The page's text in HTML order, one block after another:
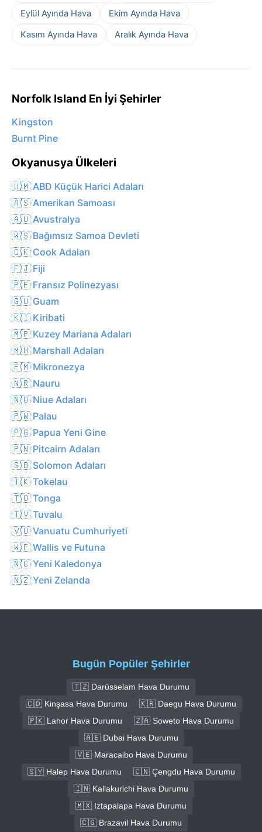
Eylül Ayında Hava
Ekim Ayında Hava
Kasım Ayında Hava
Aralık Ayında Hava
Norfolk Island En İyi Şehirler
Kingston
Burnt Pine
Okyanusya Ülkeleri
🇺🇲 ABD Küçük Harici Adaları
🇦🇸 Amerikan Samoası
🇦🇺 Avustralya
🇼🇸 Bağımsız Samoa Devleti
🇨🇰 Cook Adaları
🇫🇯 Fiji
🇵🇫 Fransız Polinezyası
🇬🇺 Guam
🇰🇮 Kiribati
🇲🇵 Kuzey Mariana Adaları
🇲🇭 Marshall Adaları
🇫🇲 Mikronezya
🇳🇷 Nauru
🇳🇺 Niue Adaları
🇵🇼 Palau
🇵🇬 Papua Yeni Gine
🇵🇳 Pitcairn Adaları
🇸🇧 Solomon Adaları
🇹🇰 Tokelau
🇹🇴 Tonga
🇹🇻 Tuvalu
🇻🇺 Vanuatu Cumhuriyeti
🇼🇫 Wallis ve Futuna
🇳🇨 Yeni Kaledonya
🇳🇿 Yeni Zelanda
Bugün Popüler Şehirler
🇹🇿 Darüsselam Hava Durumu
🇨🇩 Kinşasa Hava Durumu
🇰🇷 Daegu Hava Durumu
🇵🇰 Lahor Hava Durumu
🇿🇦 Soweto Hava Durumu
🇦🇪 Dubai Hava Durumu
🇻🇪 Maracaibo Hava Durumu
🇸🇾 Halep Hava Durumu
🇨🇳 Çengdu Hava Durumu
🇮🇳 Kallakurichi Hava Durumu
🇲🇽 Iztapalapa Hava Durumu
🇨🇬 Brazavil Hava Durumu